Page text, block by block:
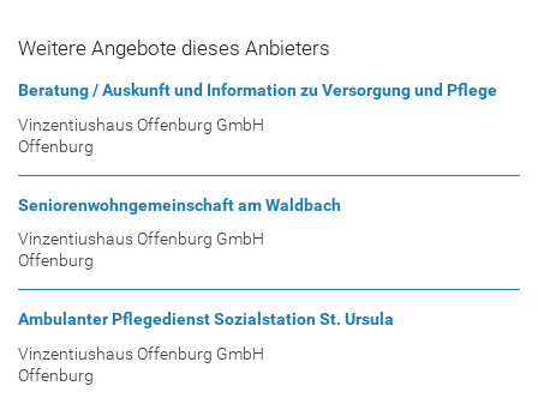
Weitere Angebote dieses Anbieters
Beratung / Auskunft und Information zu Versorgung und Pflege
Vinzentiushaus Offenburg GmbH
Offenburg
Seniorenwohngemeinschaft am Waldbach
Vinzentiushaus Offenburg GmbH
Offenburg
Ambulanter Pflegedienst Sozialstation St. Ursula
Vinzentiushaus Offenburg GmbH
Offenburg